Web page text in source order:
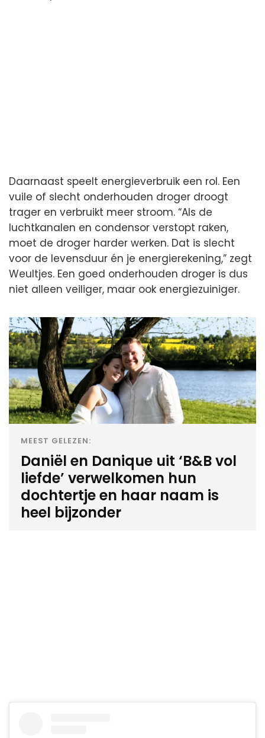
Daarnaast speelt energieverbruik een rol. Een
vuile of slecht onderhouden droger droogt
trager en verbruikt meer stroom. “Als de
luchtkanalen en condensor verstopt raken,
moet de droger harder werken. Dat is slecht
voor de levensduur én je energierekening,” zegt
Weultjes. Een goed onderhouden droger is dus
niet alleen veiliger, maar ook energiezuiniger.
MEEST GELEZEN:
Daniël en Danique uit ‘B&B vol
liefde’ verwelkomen hun
dochtertje en haar naam is
heel bijzonder